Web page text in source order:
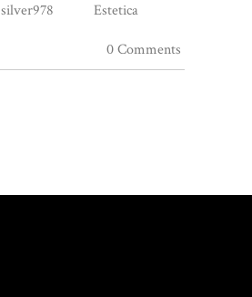
silver978 Estetica
0 Comments